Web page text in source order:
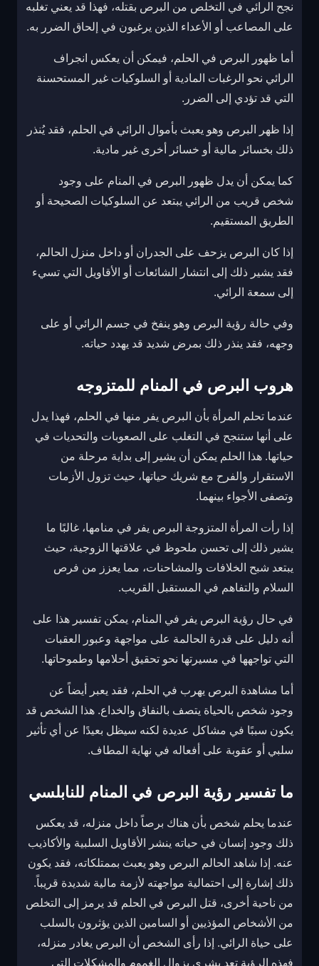
نجح الرائي في التخلص من البرص بقتله، فهذا قد يعني تغلبه
على المصاعب أو الأعداء الذين يرغبون في إلحاق الضرر به.
أما ظهور البرص في الحلم، فيمكن أن يعكس انجراف
الرائي نحو الرغبات المادية أو السلوكيات غير المستحسنة
التي قد تؤدي إلى الضرر.
إذا ظهر البرص وهو يعبث بأموال الرائي في الحلم، فقد يُنذر
ذلك بخسائر مالية أو خسائر أخرى غير مادية.
كما يمكن أن يدل ظهور البرص في المنام على وجود
شخص قريب من الرائي يبتعد عن السلوكيات الصحيحة أو
الطريق المستقيم.
إذا كان البرص يزحف على الجدران أو داخل منزل الحالم،
فقد يشير ذلك إلى انتشار الشائعات أو الأقاويل التي تسيء
إلى سمعة الرائي.
وفي حالة رؤية البرص وهو ينفخ في جسم الرائي أو على
وجهه، فقد ينذر ذلك بمرض شديد قد يهدد حياته.
هروب البرص في المنام للمتزوجه
عندما تحلم المرأة بأن البرص يفر منها في الحلم، فهذا يدل
على أنها ستنجح في التغلب على الصعوبات والتحديات في
حياتها. هذا الحلم يمكن أن يشير إلى بداية مرحلة من
الاستقرار والفرح مع شريك حياتها، حيث تزول الأزمات
وتصفى الأجواء بينهما.
إذا رأت المرأة المتزوجة البرص يفر في منامها، غالبًا ما
يشير ذلك إلى تحسن ملحوظ في علاقتها الزوجية، حيث
يبتعد شبح الخلافات والمشاحنات، مما يعزز من فرص
السلام والتفاهم في المستقبل القريب.
في حال رؤية البرص يفر في المنام، يمكن تفسير هذا على
أنه دليل على قدرة الحالمة على مواجهة وعبور العقبات
التي تواجهها في مسيرتها نحو تحقيق أحلامها وطموحاتها.
أما مشاهدة البرص يهرب في الحلم، فقد يعبر أيضاً عن
وجود شخص بالحياة يتصف بالنفاق والخداع. هذا الشخص قد
يكون سببًا في مشاكل عديدة لكنه سيظل بعيدًا عن أي تأثير
سلبي أو عقوبة على أفعاله في نهاية المطاف.
ما تفسير رؤية البرص في المنام للنابلسي
عندما يحلم شخص بأن هناك برصاً داخل منزله، قد يعكس
ذلك وجود إنسان في حياته ينشر الأقاويل السلبية والأكاذيب
عنه. إذا شاهد الحالم البرص وهو يعبث بممتلكاته، فقد يكون
ذلك إشارة إلى احتمالية مواجهته لأزمة مالية شديدة قريباً.
من ناحية أخرى، قتل البرص في الحلم قد يرمز إلى التخلص
من الأشخاص المؤذيين أو السامين الذين يؤثرون بالسلب
على حياة الرائي. إذا رأى الشخص أن البرص يغادر منزله،
فهذه الرؤية تعد بشرى بزوال الغموم والمشكلات التي